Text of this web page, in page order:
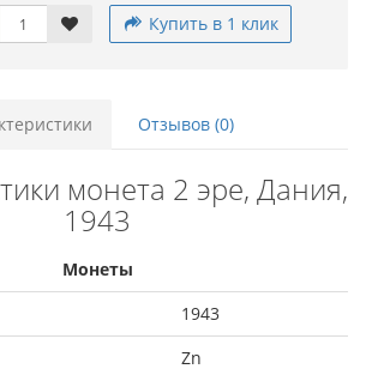
Купить в 1 клик
Отзывов (0)
монета 2 эре, Дания,
1943
Монеты
1943
Zn